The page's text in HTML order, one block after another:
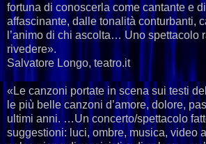
fortuna di conoscerla come cantante e
affascinante, dalle tonalità conturbanti,
l’animo di chi ascolta… Uno spettacolo
rivedere».
Salvatore Longo, teatro.it
«Le canzoni portate in scena sui testi
le più belle canzoni d’amore, dolore,
ultimi anni. …Un concerto/spettacolo
suggestioni: luci, ombre, musica, video